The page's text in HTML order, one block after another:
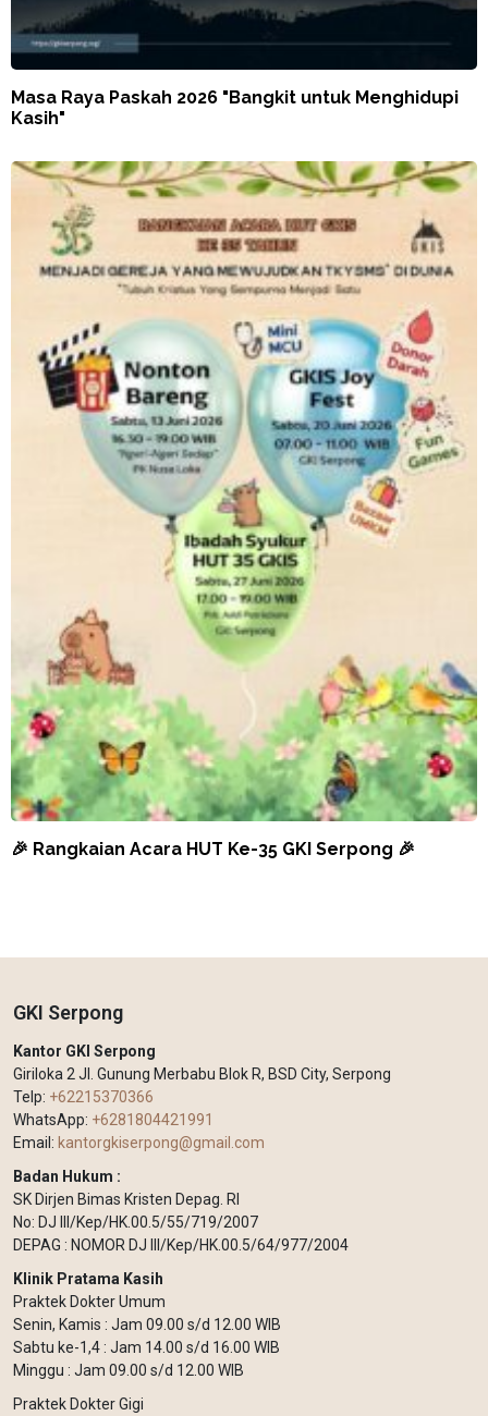
Masa Raya Paskah 2026 "Bangkit untuk Menghidupi
Kasih"
🎉 Rangkaian Acara HUT Ke-35 GKI Serpong 🎉
GKI Serpong
Kantor GKI Serpong
Giriloka 2 Jl. Gunung Merbabu Blok R, BSD City, Serpong
Telp: +62215370366
WhatsApp: +6281804421991
Email: kantorgkiserpong@gmail.com
Badan Hukum :
SK Dirjen Bimas Kristen Depag. RI
No: DJ III/Kep/HK.00.5/55/719/2007
DEPAG : NOMOR DJ III/Kep/HK.00.5/64/977/2004
Klinik Pratama Kasih
Praktek Dokter Umum
Senin, Kamis : Jam 09.00 s/d 12.00 WIB
Sabtu ke-1,4 : Jam 14.00 s/d 16.00 WIB
Minggu : Jam 09.00 s/d 12.00 WIB
Praktek Dokter Gigi